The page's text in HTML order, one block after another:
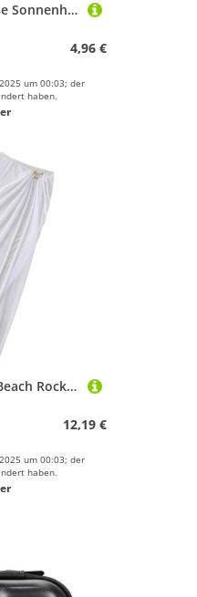
Wegiwuca Fingerlose Sonnenhülse Verstellbare Armärmel Mit Handschuhen Sonnenschutzkühlarm Abdecken Sonnenschutzhülsen
4,96 €
um 00:03; der
haben.
Wegiwuca Women Beach Rock Ladies Beach Wickel
12,19 €
um 00:03; der
haben.